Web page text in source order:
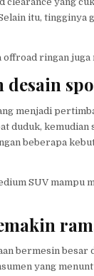
itu,
offroad ringan
desain
menjadi
duduk,
beberapa
SUV
bermesin
yang